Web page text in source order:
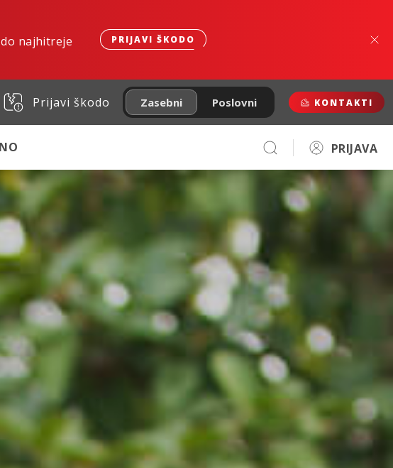
najhitreje
PRIJAVI ŠKODO
Prijavi škodo Zasebni Poslovni KONTAKTI
PRIJAVA